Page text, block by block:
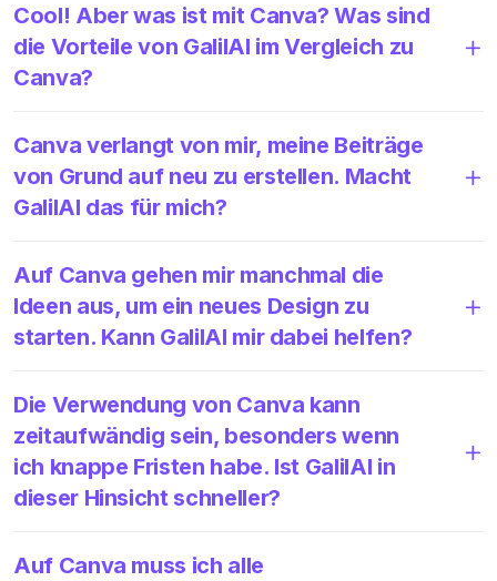
Cool! Aber was ist mit Canva? Was sind
die Vorteile von GalilAI im Vergleich zu
Canva?
Canva verlangt von mir, meine Beiträge
von Grund auf neu zu erstellen. Macht
GalilAI das für mich?
Auf Canva gehen mir manchmal die
Ideen aus, um ein neues Design zu
starten. Kann GalilAI mir dabei helfen?
Die Verwendung von Canva kann
zeitaufwändig sein, besonders wenn
ich knappe Fristen habe. Ist GalilAI in
dieser Hinsicht schneller?
Auf Canva muss ich alle